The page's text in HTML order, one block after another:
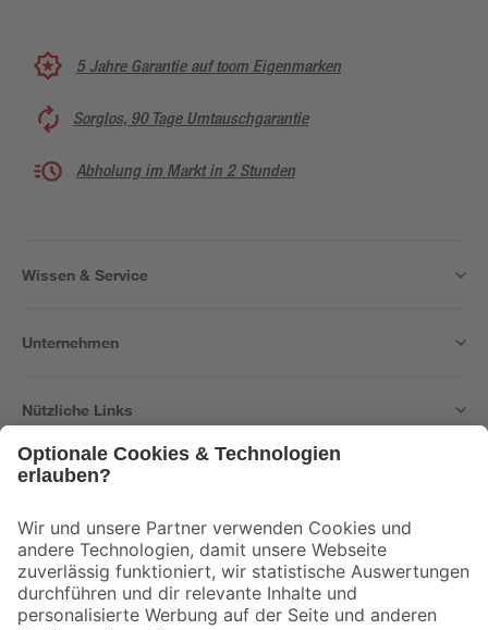
5 Jahre Garantie auf toom Eigenmarken
Sorglos, 90 Tage Umtauschgarantie
Abholung im Markt in 2 Stunden
Wissen & Service
Unternehmen
Nützliche Links
Der toom Newsletter: Keine Angebote und Aktionen mehr verpassen!
Zur Newsletter Anmeldung